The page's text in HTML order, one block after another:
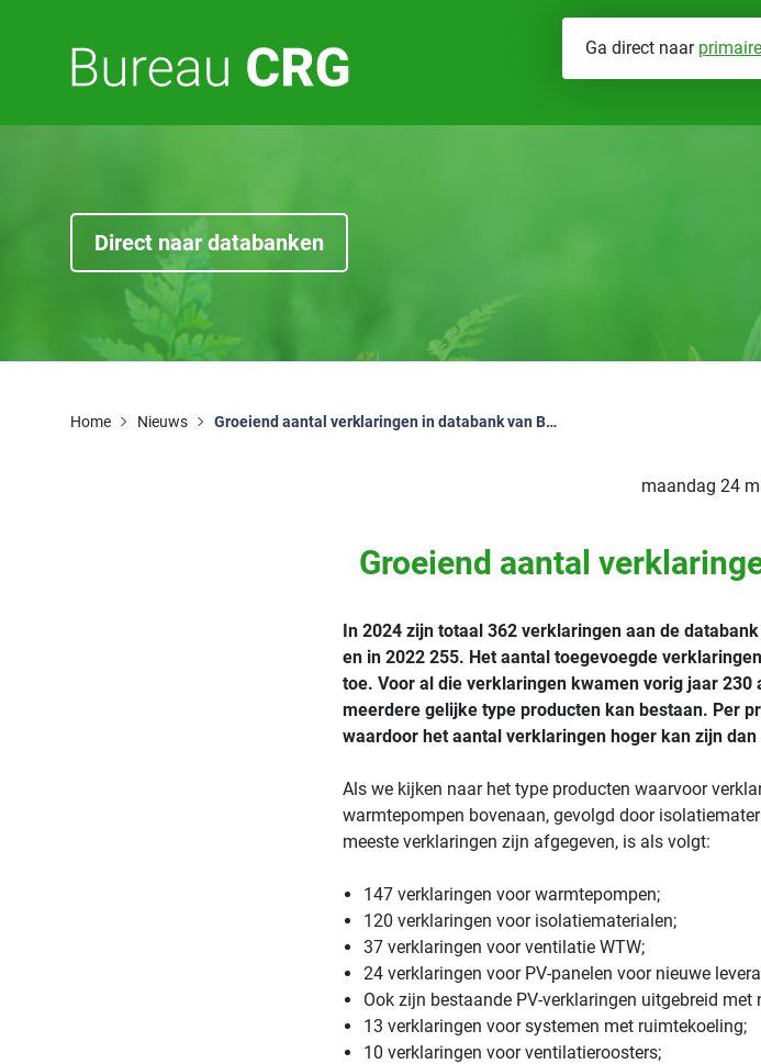
Ga direct naar
Direct naar databanken
Home Nieuws Groeiend aantal verklaringen in databank van BCRG
maandag 24
Groeiend aantal
In 2024 zijn totaal 362 verklaringen aan de
en in 2022 255. Het aantal toegevoegde
toe. Voor al die verklaringen kwamen vorig jaar
meerdere gelijke type producten kan bestaan. Per
waardoor het aantal verklaringen hoger kan zijn
Als we kijken naar het type producten waarvoor
warmtepompen bovenaan, gevolgd door
meeste verklaringen zijn afgegeven, is als volgt:
147 verklaringen voor warmtepompen;
120 verklaringen voor isolatiematerialen;
37 verklaringen voor ventilatie WTW;
24 verklaringen voor PV-panelen voor nieuwe
Ook zijn bestaande PV-verklaringen uitgebreid met
13 verklaringen voor systemen met ruimtekoeling;
10 verklaringen voor ventilatieroosters;